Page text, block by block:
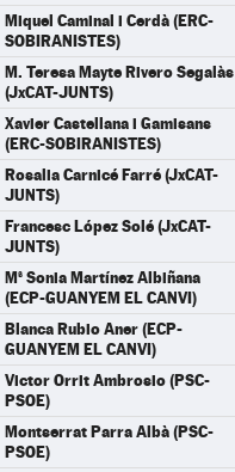
Miquel Caminal i Cerdà (ERC-
SOBIRANISTES)
M. Teresa Mayte Rivero Segalàs
(JxCAT-JUNTS)
Xavier Castellana i Gamisans
(ERC-SOBIRANISTES)
Rosalia Carnicé Farré (JxCAT-
JUNTS)
Francesc López Solé (JxCAT-
JUNTS)
Mª Sonia Martínez Albiñana
(ECP-GUANYEM EL CANVI)
Blanca Rubio Aner (ECP-
GUANYEM EL CANVI)
Victor Orrit Ambrosio (PSC-
PSOE)
Montserrat Parra Albà (PSC-
PSOE)